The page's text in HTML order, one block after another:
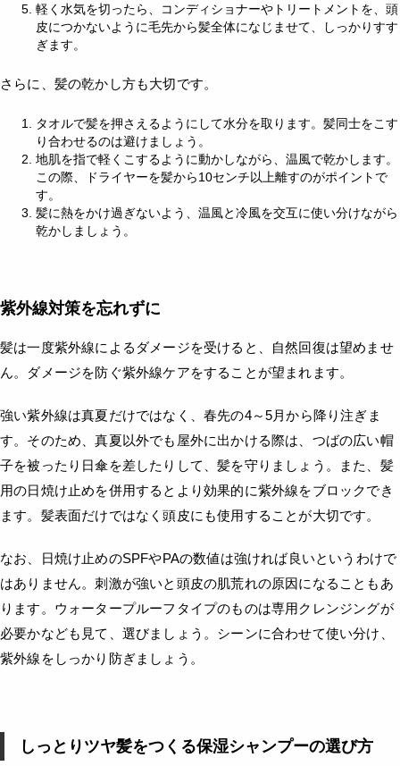
軽く水気を切ったら、コンディショナーやトリートメントを、頭
皮につかないように毛先から髪全体になじませて、しっかりすす
ぎます。
さらに、髪の乾かし方も大切です。
タオルで髪を押さえるようにして水分を取ります。髪同士をこす
り合わせるのは避けましょう。
地肌を指で軽くこするように動かしながら、温風で乾かします。
この際、ドライヤーを髪から10センチ以上離すのがポイントで
す。
髪に熱をかけ過ぎないよう、温風と冷風を交互に使い分けながら
乾かしましょう。
紫外線対策を忘れずに
髪は一度紫外線によるダメージを受けると、自然回復は望めませ
ん。ダメージを防ぐ紫外線ケアをすることが望まれます。
強い紫外線は真夏だけではなく、春先の4～5月から降り注ぎま
す。そのため、真夏以外でも屋外に出かける際は、つばの広い帽
子を被ったり日傘を差したりして、髪を守りましょう。また、髪
用の日焼け止めを併用するとより効果的に紫外線をブロックでき
ます。髪表面だけではなく頭皮にも使用することが大切です。
なお、日焼け止めのSPFやPAの数値は強ければ良いというわけで
はありません。刺激が強いと頭皮の肌荒れの原因になることもあ
ります。ウォータープルーフタイプのものは専用クレンジングが
必要かなども見て、選びましょう。シーンに合わせて使い分け、
紫外線をしっかり防ぎましょう。
しっとりツヤ髪をつくる保湿シャンプーの選び方